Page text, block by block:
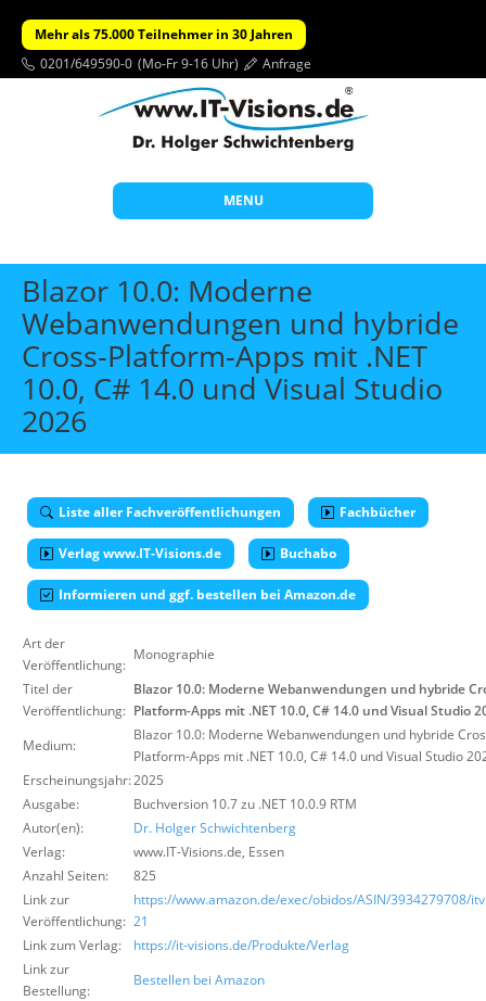
Mehr als 75.000 Teilnehmer in 30 Jahren
0201/649590-0 (Mo-Fr 9-16 Uhr) Anfrage
MENU
Start
Themen
Beratung
Individuelle Schulungen
Über uns
Suche
Blazor 10.0: Moderne
Webanwendungen und hybride
Cross-Platform-Apps mit .NET
10.0, C# 14.0 und Visual Studio
2026
Liste aller Fachveröffentlichungen Fachbücher
Verlag www.IT-Visions.de Buchabo
Informieren und ggf. bestellen bei Amazon.de
Art der
Veröffentlichung:
Monographie
Titel der
Veröffentlichung:
Blazor 10.0: Moderne Webanwendungen und hybride
Platform-Apps mit .NET 10.0, C# 14.0 und Visual Studio
Medium:
Blazor 10.0: Moderne Webanwendungen und hybride
Platform-Apps mit .NET 10.0, C# 14.0 und Visual Studio
Erscheinungsjahr:2025
Ausgabe:
Buchversion 10.7 zu .NET 10.0.9 RTM
Autor(en):
Dr. Holger Schwichtenberg
Verlag:
www.IT-Visions.de, Essen
Anzahl Seiten:
825
Link zur
Veröffentlichung:
https://www.amazon.de/exec/obidos/ASIN/3934279708/
21
Link zum Verlag:
https://it-visions.de/Produkte/Verlag
Link zur
Bestellung:
Bestellen bei Amazon